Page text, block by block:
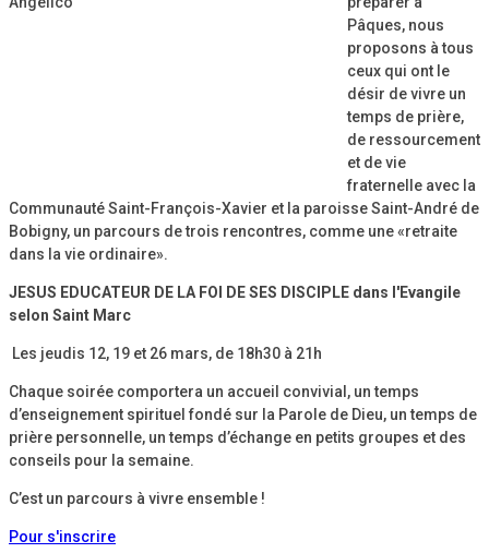
Pâques, nous
proposons à tous
ceux qui ont le
désir de vivre un
temps de prière,
de ressourcement
et de vie
fraternelle avec la
Communauté Saint-François-Xavier et la paroisse Saint-André de
Bobigny, un parcours de trois rencontres, comme une «retraite
dans la vie ordinaire».
JESUS EDUCATEUR DE LA FOI DE SES DISCIPLE dans l'Evangile
selon Saint Marc
Les jeudis 12, 19 et 26 mars, de 18h30 à 21h
Chaque soirée comportera un accueil convivial, un temps
d’enseignement spirituel fondé sur la Parole de Dieu, un temps de
prière personnelle, un temps d’échange en petits groupes et des
conseils pour la semaine.
C’est un parcours à vivre ensemble !
Pour s'inscrire